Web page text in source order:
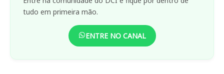
tudo em primeira mão.
ENTRE NO CANAL